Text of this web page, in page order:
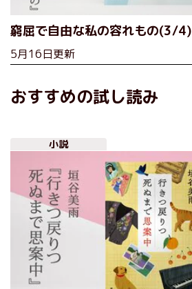
窮屈で自由な私の容れもの(3/4)
5月16日更新
おすすめの試し読み
小説